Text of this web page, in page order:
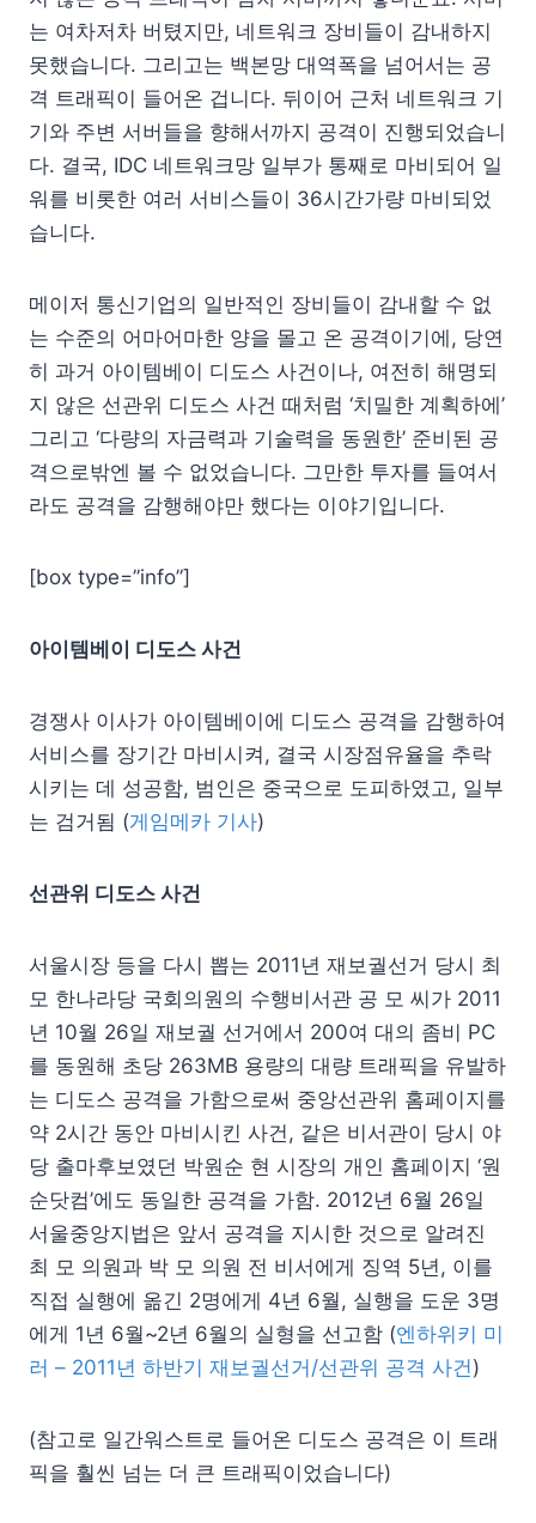
는 여차저차 버텼지만, 네트워크 장비들이 감내하지
못했습니다. 그리고는 백본망 대역폭을 넘어서는 공
격 트래픽이 들어온 겁니다. 뒤이어 근처 네트워크 기
기와 주변 서버들을 향해서까지 공격이 진행되었습니
다. 결국, IDC 네트워크망 일부가 통째로 마비되어 일
워를 비롯한 여러 서비스들이 36시간가량 마비되었
습니다.
메이저 통신기업의 일반적인 장비들이 감내할 수 없
는 수준의 어마어마한 양을 몰고 온 공격이기에, 당연
히 과거 아이템베이 디도스 사건이나, 여전히 해명되
지 않은 선관위 디도스 사건 때처럼 ‘치밀한 계획하에’
그리고 ‘다량의 자금력과 기술력을 동원한’ 준비된 공
격으로밖엔 볼 수 없었습니다. 그만한 투자를 들여서
라도 공격을 감행해야만 했다는 이야기입니다.
[box type=”info”]
아이템베이 디도스 사건
경쟁사 이사가 아이템베이에 디도스 공격을 감행하여
서비스를 장기간 마비시켜, 결국 시장점유율을 추락
시키는 데 성공함, 범인은 중국으로 도피하였고, 일부
는 검거됨 (게임메카 기사)
선관위 디도스 사건
서울시장 등을 다시 뽑는 2011년 재보궐선거 당시 최
모 한나라당 국회의원의 수행비서관 공 모 씨가 2011
년 10월 26일 재보궐 선거에서 200여 대의 좀비 PC
를 동원해 초당 263MB 용량의 대량 트래픽을 유발하
는 디도스 공격을 가함으로써 중앙선관위 홈페이지를
약 2시간 동안 마비시킨 사건, 같은 비서관이 당시 야
당 출마후보였던 박원순 현 시장의 개인 홈페이지 ‘원
순닷컴’에도 동일한 공격을 가함. 2012년 6월 26일
서울중앙지법은 앞서 공격을 지시한 것으로 알려진
최 모 의원과 박 모 의원 전 비서에게 징역 5년, 이를
직접 실행에 옮긴 2명에게 4년 6월, 실행을 도운 3명
에게 1년 6월~2년 6월의 실형을 선고함 (엔하위키 미
러 – 2011년 하반기 재보궐선거/선관위 공격 사건)
(참고로 일간워스트로 들어온 디도스 공격은 이 트래
픽을 훨씬 넘는 더 큰 트래픽이었습니다)